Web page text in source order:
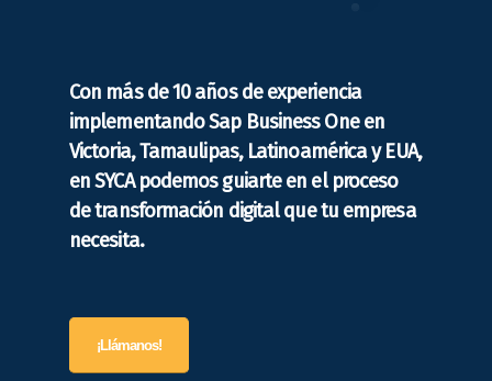
Con más de 10 años de experiencia
implementando Sap Business One en
Victoria, Tamaulipas, Latinoamérica y EUA,
en SYCA podemos guiarte en el proceso
de transformación digital que tu empresa
necesita.
¡Llámanos!